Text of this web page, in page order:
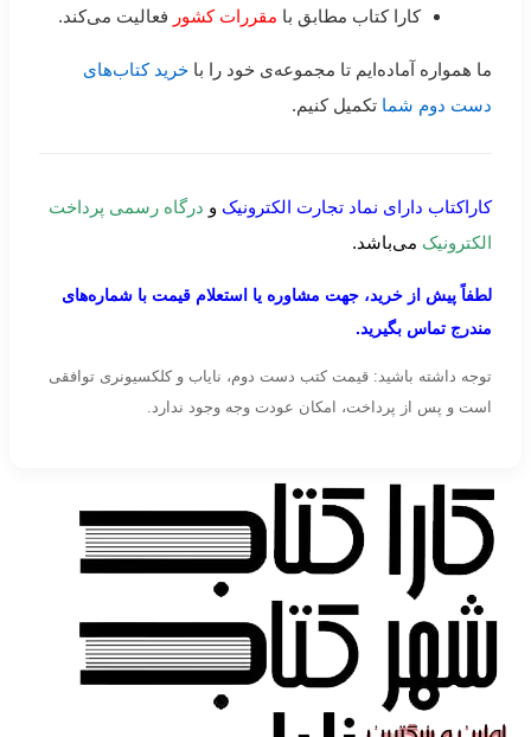
کارا کتاب مطابق با مقررات کشور فعالیت می‌کند.
ما همواره آماده‌ایم تا مجموعه‌ی خود را با خرید کتاب‌های
دست دوم شما تکمیل کنیم.
کاراکتاب دارای نماد تجارت الکترونیک و درگاه رسمی پرداخت
الکترونیک می‌باشد.
لطفاً پیش از خرید، جهت مشاوره یا استعلام قیمت با شماره‌های
مندرج تماس بگیرید.
توجه داشته باشید: قیمت کتب دست دوم، نایاب و کلکسیونری توافقی
است و پس از پرداخت، امکان عودت وجه وجود ندارد.